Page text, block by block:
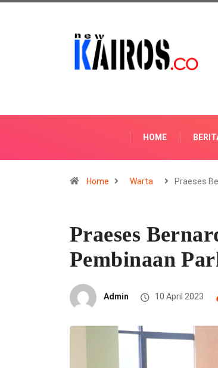
HOME
Home Warta Praeses
Praeses
Pembinaan
Admin 10 April 2023